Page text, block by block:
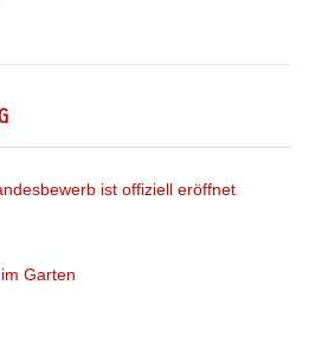
ist offiziell eröffnet
Garten